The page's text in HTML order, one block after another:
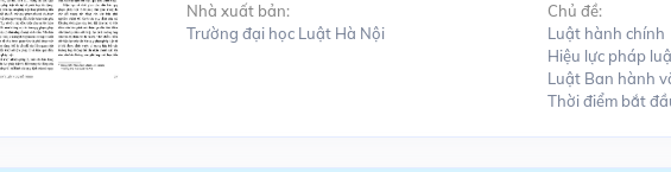
Nhà xuất bản:
Trường đại học Luật Hà Nội
Chủ đề:
Luật hành chính
Hiệu lực pháp
Luật Ban hành
Thời điểm bắt